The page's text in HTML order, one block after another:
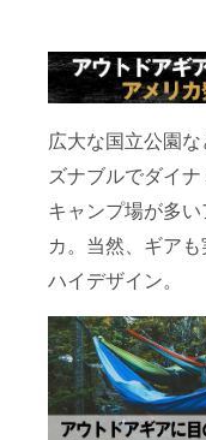
広大な国立公園
ズナブルでダイ
キャンプ場が多い
カ。当然、ギア
ハイデザイン。